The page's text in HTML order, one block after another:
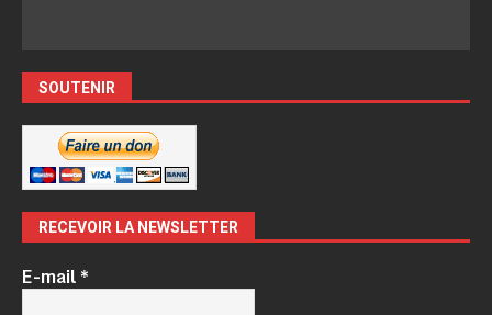
SOUTENIR
RECEVOIR LA NEWSLETTER
E-mail*